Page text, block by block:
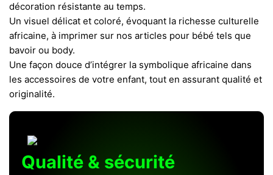
décoration résistante au temps.
Un visuel délicat et coloré, évoquant la richesse culturelle
africaine, à imprimer sur nos articles pour bébé tels que
bavoir ou body.
Une façon douce d’intégrer la symbolique africaine dans
les accessoires de votre enfant, tout en assurant qualité et
originalité.
Qualité & sécurité